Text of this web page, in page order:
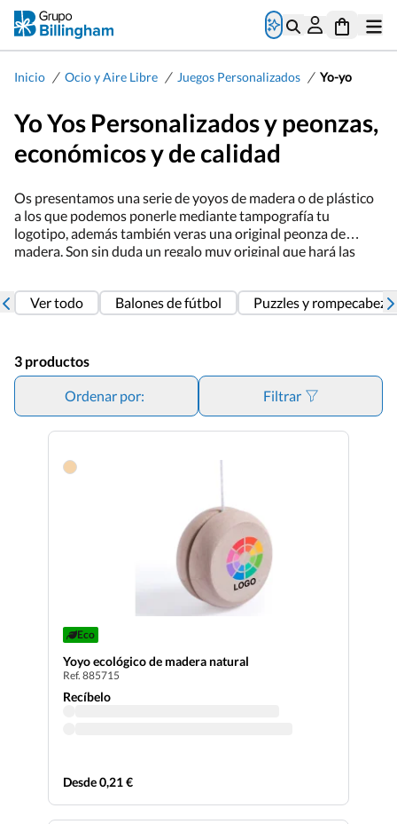
Inicio / Ocio y Aire Libre / Juegos Personalizados / Yo-yo
Yo Yos Personalizados y peonzas,
económicos y de calidad
Os presentamos una serie de yoyos de madera o de plástico
a los que podemos ponerle mediante tampografía tu
logotipo, además también veras una original peonza de
madera. Son sin duda un regalo muy original que hará las
breve esta sección incrementara con nuevas y originales
opciones
Ver todo Balones de fútbol Puzzles y
3 productos
Ordenar por: Filtrar
Eco
Yoyo ecológico de madera natural
Ref. 885715
Recíbelo
Desde 0,21 €